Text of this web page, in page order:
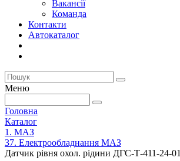
Вакансії
Команда
Контакти
Автокаталог
Меню
Головна
Каталог
1. МАЗ
37. Електрообладнання МАЗ
Датчик рівня охол. рідини ДГС-Т-411-24-01